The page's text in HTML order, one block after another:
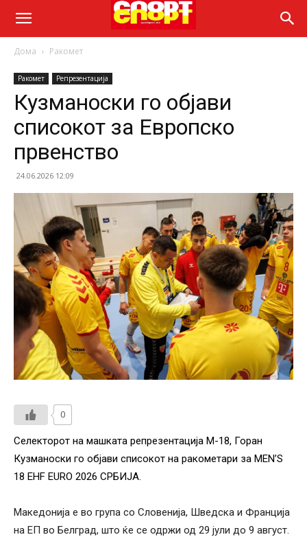
Дома Ракомет
Ракомет Репрезентација
Кузманоски го објави
списокот за Европско
првенство
24.06.2026 12:09
0
Селекторот на машката репрезентација М-18, Горан
Кузманоски го објави списокот на ракометари за MEN’S
18 EHF EURO 2026 СРБИЈА.
Македонија е во група со Словенија, Шведска и Франција
на ЕП во Белград, што ќе се одржи од 29 јули до 9 август.